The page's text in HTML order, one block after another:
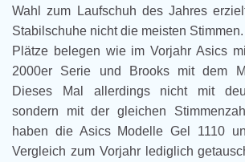
Wahl zum Laufschuh des Jahres
Stabilschuhe nicht die meisten
Plätze belegen wie im Vorjahr Asics
2000er Serie und Brooks mit dem
Dieses Mal allerdings nicht mit
sondern mit der gleichen
haben die Asics Modelle Gel 1110
Vergleich zum Vorjahr lediglich